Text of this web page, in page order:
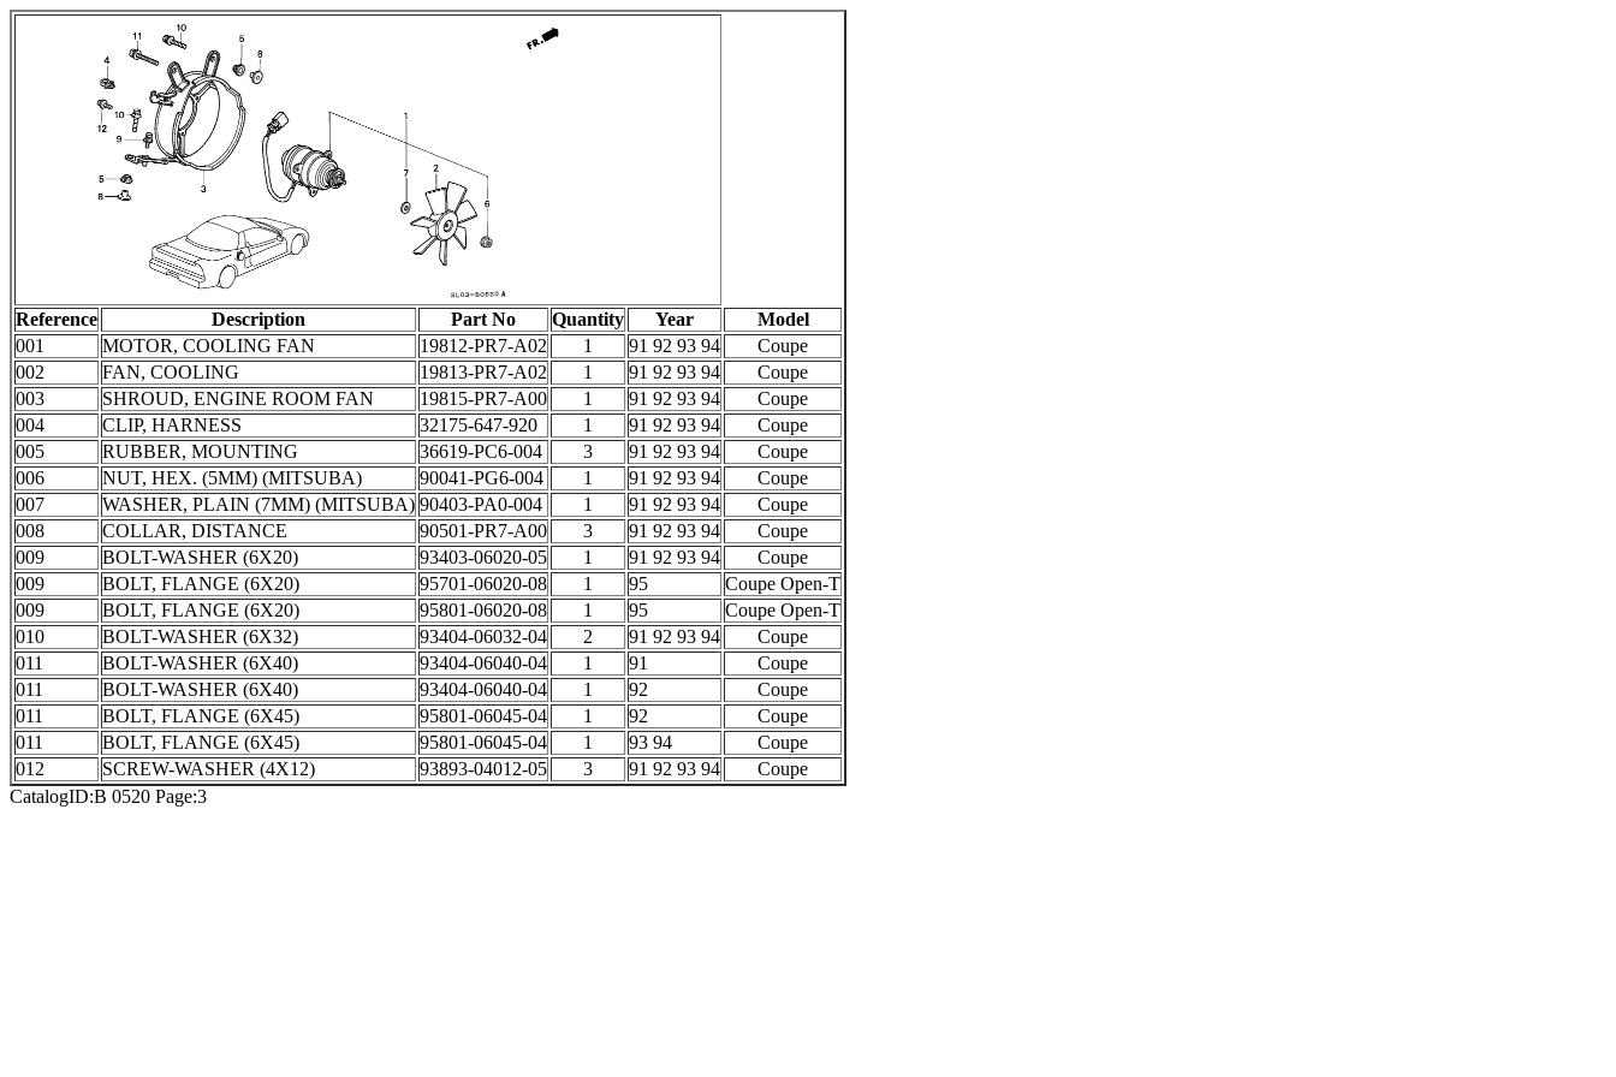
Reference Description Part No Quantity Year
Model
001
MOTOR, COOLING FAN 19812-PR7-A02 1 91 92 93 94
Coupe
002
FAN, COOLING 19813-PR7-A02 1 91 92 93 94
Coupe
003
SHROUD, ENGINE ROOM FAN 19815-PR7-A00 1 91 92 93 94
Coupe
004
CLIP, HARNESS 32175-647-920 1 91 92 93 94
Coupe
005
RUBBER, MOUNTING 36619-PC6-004 3 91 92 93 94
Coupe
006
NUT, HEX. (5MM) (MITSUBA) 90041-PG6-004 1 91 92 93 94
Coupe
007
WASHER, PLAIN (7MM) (MITSUBA) 90403-PA0-004 1 91 92 93 94
Coupe
008
COLLAR, DISTANCE 90501-PR7-A00 3 91 92 93 94
Coupe
009
BOLT-WASHER (6X20) 93403-06020-05 1 91 92 93 94
Coupe
009
BOLT, FLANGE (6X20) 95701-06020-08 1 95
Coupe Open-T
009
BOLT, FLANGE (6X20) 95801-06020-08 1 95
Coupe Open-T
010
BOLT-WASHER (6X32) 93404-06032-04 2 91 92 93 94
Coupe
011
BOLT-WASHER (6X40) 93404-06040-04 1 91
Coupe
011
BOLT-WASHER (6X40) 93404-06040-04 1 92
Coupe
011
BOLT, FLANGE (6X45) 95801-06045-04 1 92
Coupe
011
BOLT, FLANGE (6X45) 95801-06045-04 1 93 94
Coupe
012
SCREW-WASHER (4X12) 93893-04012-05 3 91 92 93 94
Coupe
CatalogID:B 0520 Page:3